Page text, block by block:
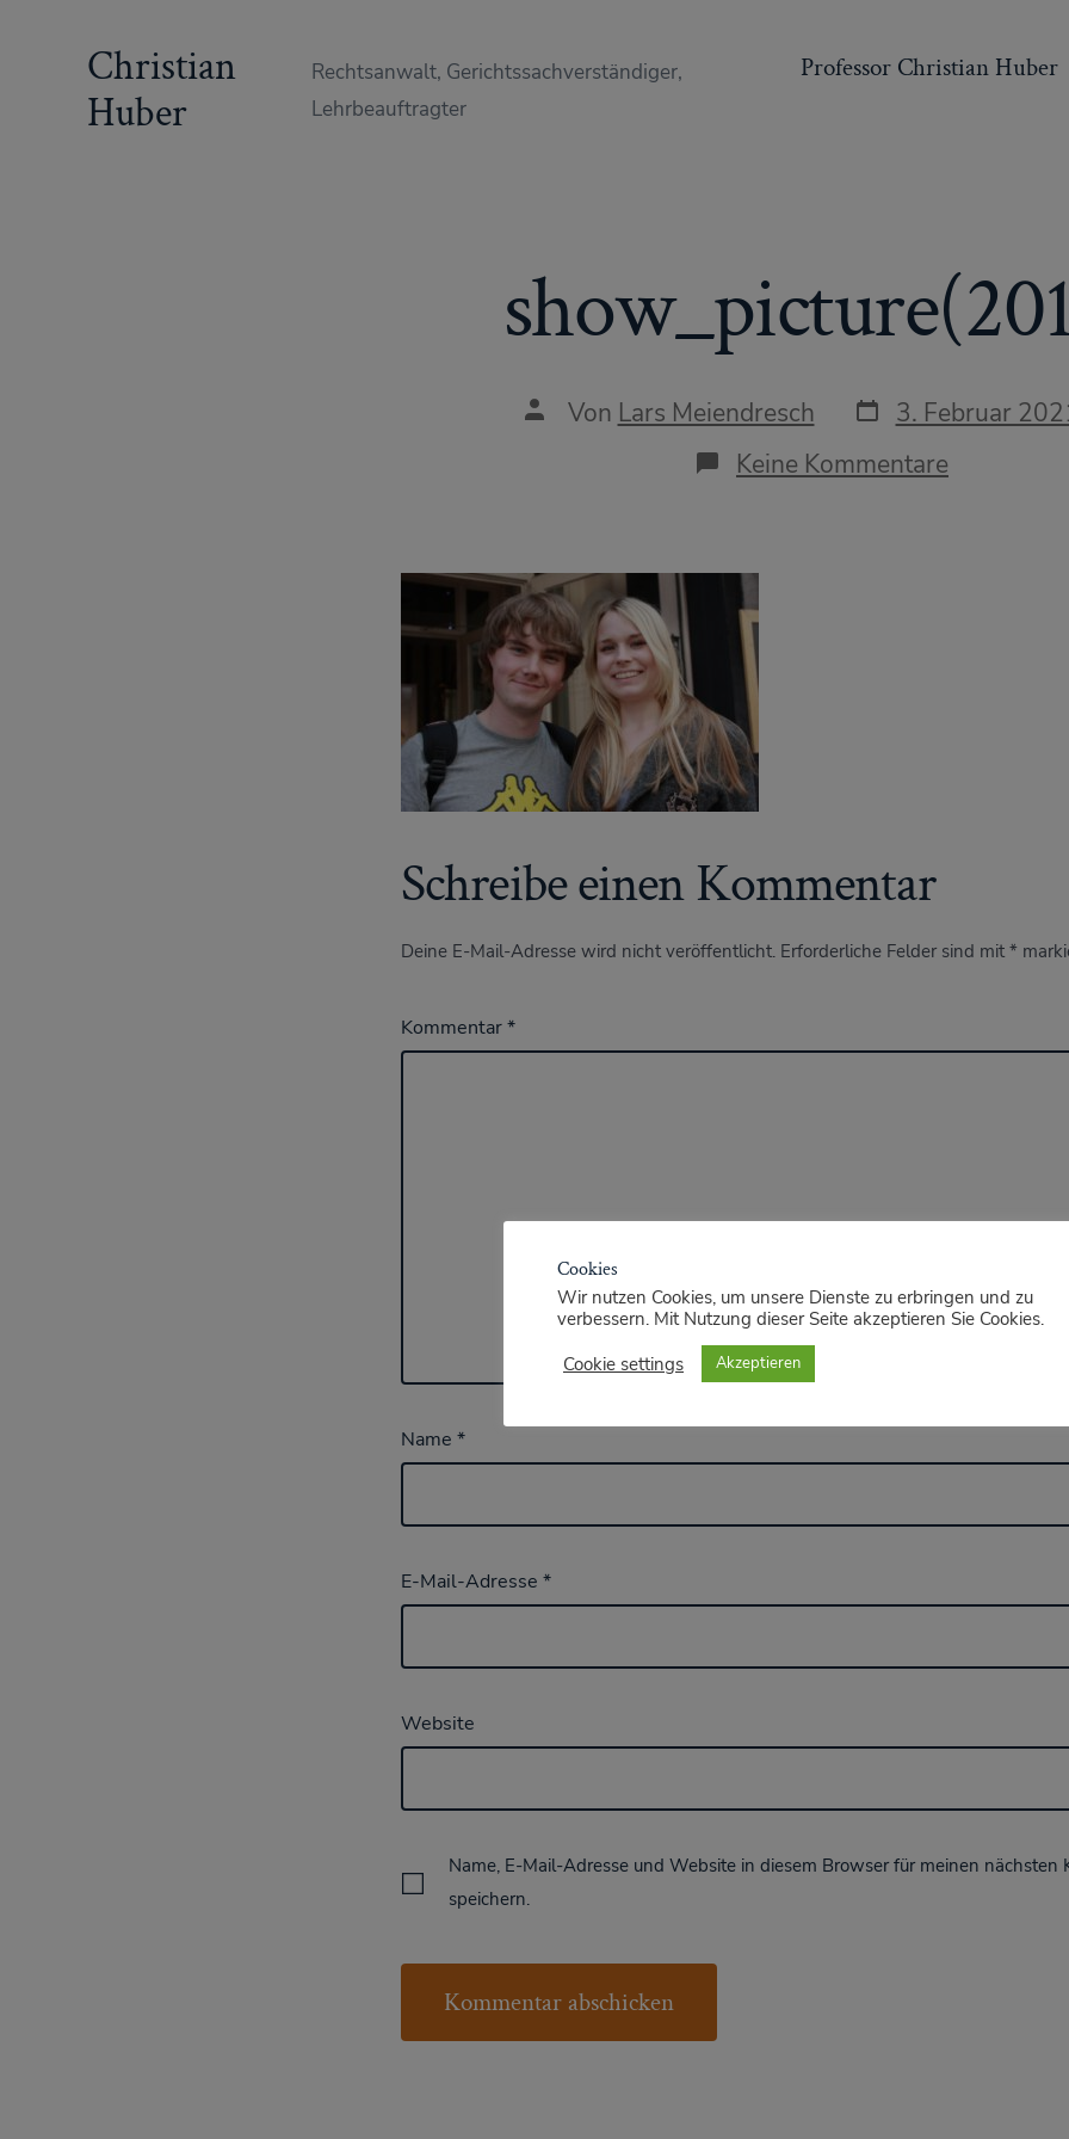
Christian
Huber
Rechtsanwalt, Gerichtssachverständiger,
Lehrbeauftragter
Professor Christian Huber
AutorVon Lars Meiendresch Datum
des
Beitrags
3. Februar
Keine Kommentare
Schreibe einen Kommentar
Deine E-Mail-Adresse wird nicht veröffentlicht. Erforderliche Felder sind mit *
Kommentar*
Name *
E-Mail-Adresse *
Website
Name, E-Mail-Adresse und Website in diesem Browser für meinen nächsten
speichern.
Cookies
Wir nutzen Cookies, um unsere Dienste zu erbringen und zu
verbessern. Mit Nutzung dieser Seite akzeptieren Sie Cookies.
Cookie settings
Akzeptieren